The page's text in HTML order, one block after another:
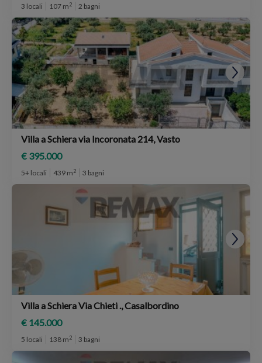
3 locali 107 m2 2 bagni
Villa a Schiera via Incoronata 214, Vasto
€ 395.000
5+ locali 439 m2 3 bagni
Villa a Schiera Via Chieti ., Casalbordino
€ 145.000
5 locali 138 m2 3 bagni